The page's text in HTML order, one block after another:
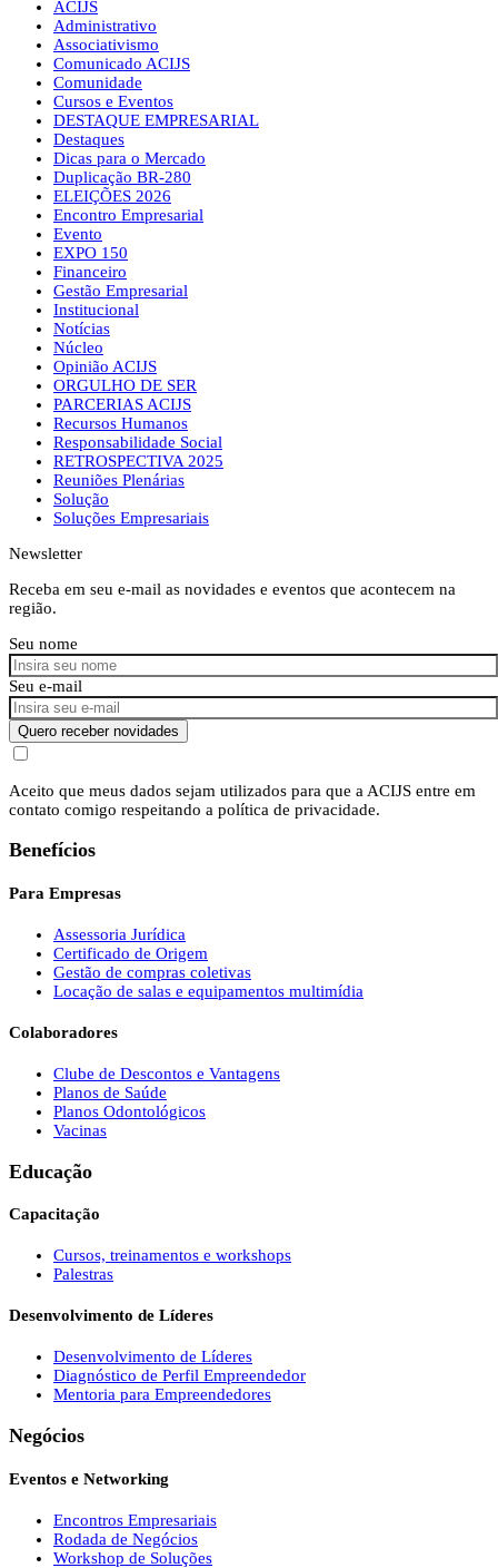
ACIJS
Administrativo
Associativismo
Comunicado ACIJS
Comunidade
Cursos e Eventos
DESTAQUE EMPRESARIAL
Destaques
Dicas para o Mercado
Duplicação BR-280
ELEIÇÕES 2026
Encontro Empresarial
Evento
EXPO 150
Financeiro
Gestão Empresarial
Institucional
Notícias
Núcleo
Opinião ACIJS
ORGULHO DE SER
PARCERIAS ACIJS
Recursos Humanos
Responsabilidade Social
RETROSPECTIVA 2025
Reuniões Plenárias
Solução
Soluções Empresariais
Newsletter
Receba em seu e-mail as novidades e eventos que acontecem na
região.
Seu nome
Seu e-mail
Quero receber novidades
Aceito que meus dados sejam utilizados para que a ACIJS entre em
contato comigo respeitando a política de privacidade.
Benefícios
Para Empresas
Assessoria Jurídica
Certificado de Origem
Gestão de compras coletivas
Locação de salas e equipamentos multimídia
Colaboradores
Clube de Descontos e Vantagens
Planos de Saúde
Planos Odontológicos
Vacinas
Educação
Capacitação
Cursos, treinamentos e workshops
Palestras
Desenvolvimento de Líderes
Desenvolvimento de Líderes
Diagnóstico de Perfil Empreendedor
Mentoria para Empreendedores
Negócios
Eventos e Networking
Encontros Empresariais
Rodada de Negócios
Workshop de Soluções